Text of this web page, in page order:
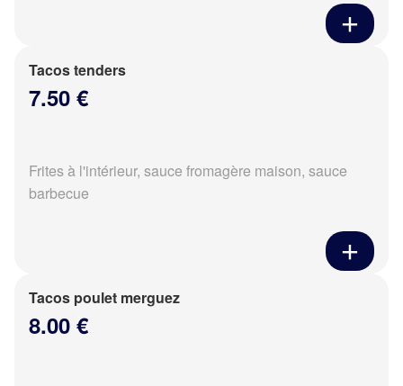
Tacos tenders
7.50 €
Frites à l'intérieur, sauce fromagère maison, sauce
barbecue
Tacos poulet merguez
8.00 €